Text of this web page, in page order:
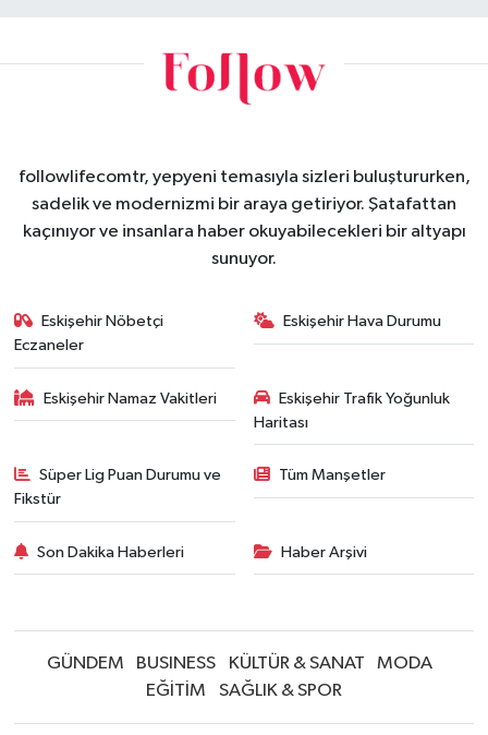
followlifecomtr, yepyeni temasıyla sizleri buluştururken,
sadelik ve modernizmi bir araya getiriyor. Şatafattan
kaçınıyor ve insanlara haber okuyabilecekleri bir altyapı
sunuyor.
Eskişehir Nöbetçi
Eczaneler
Eskişehir Hava Durumu
Eskişehir Namaz Vakitleri
Eskişehir Trafik Yoğunluk
Haritası
Süper Lig Puan Durumu ve
Fikstür
Tüm Manşetler
Son Dakika Haberleri Haber Arşivi
GÜNDEM BUSINESS KÜLTÜR & SANAT
MODA
EĞİTİM
SAĞLIK & SPOR